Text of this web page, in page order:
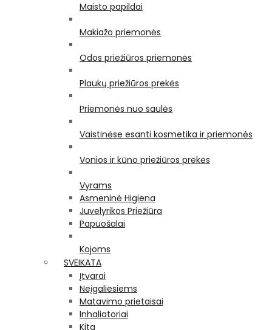
Maisto papildai
Makiažo priemonės
Odos priežiūros priemonės
Plaukų priežiūros prekės
Priemonės nuo saulės
Vaistinėse esanti kosmetika ir priemonės
Vonios ir kūno priežiūros prekės
Vyrams
Asmeninė Higiena
Juvelyrikos Priežiūra
Papuošalai
Kojoms
SVEIKATA
Įtvarai
Neįgaliesiems
Matavimo prietaisai
Inhaliatoriai
Kita